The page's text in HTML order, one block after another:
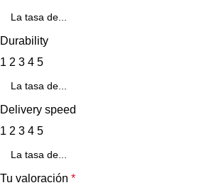
Durability
1 2 3 4 5
Delivery speed
1 2 3 4 5
Tu valoración *